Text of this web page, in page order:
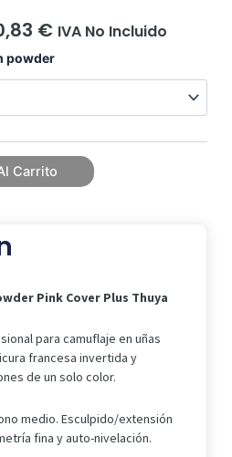
€Rango
De
Precios:
16,00 €
150,83 €
IVA No Incluido
powder
Carrito
Pink Cover Plus Thuya
para camuflaje en uñas
francesa invertida y
de un solo color.
medio. Esculpido/extensión
fina y auto-nivelación.